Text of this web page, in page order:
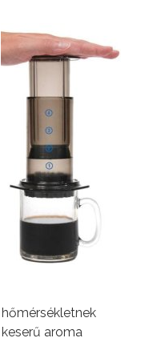
aroma